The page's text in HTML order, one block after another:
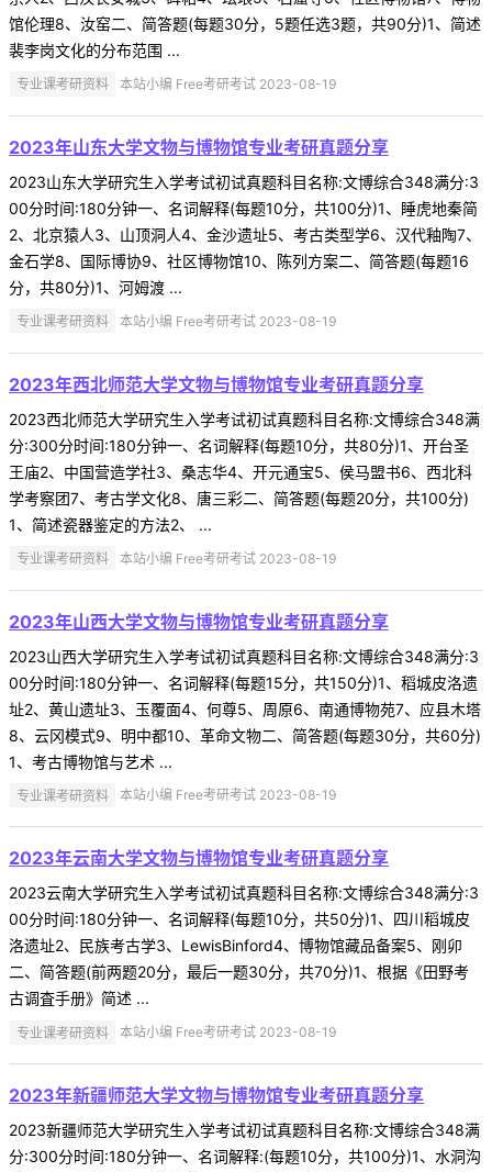
馆伦理8、汝窑二、简答题(每题30分，5题任选3题，共90分)1、简述
裴李岗文化的分布范围 ...
专业课考研资料 本站小编 Free考研考试 2023-08-19
2023年山东大学文物与博物馆专业考研真题分享
2023山东大学研究生入学考试初试真题科目名称:文博综合348满分:3
00分时间:180分钟一、名词解释(每题10分，共100分)1、睡虎地秦简
2、北京猿人3、山顶洞人4、金沙遗址5、考古类型学6、汉代釉陶7、
金石学8、国际博协9、社区博物馆10、陈列方案二、简答题(每题16
分，共80分)1、河姆渡 ...
专业课考研资料 本站小编 Free考研考试 2023-08-19
2023年西北师范大学文物与博物馆专业考研真题分享
2023西北师范大学研究生入学考试初试真题科目名称:文博综合348满
分:300分时间:180分钟一、名词解释(每题10分，共80分)1、开台圣
王庙2、中国营造学社3、桑志华4、开元通宝5、侯马盟书6、西北科
学考察团7、考古学文化8、唐三彩二、简答题(每题20分，共100分)
1、简述瓷器鉴定的方法2、 ...
专业课考研资料 本站小编 Free考研考试 2023-08-19
2023年山西大学文物与博物馆专业考研真题分享
2023山西大学研究生入学考试初试真题科目名称:文博综合348满分:3
00分时间:180分钟一、名词解释(每题15分，共150分)1、稻城皮洛遗
址2、黄山遗址3、玉覆面4、何尊5、周原6、南通博物苑7、应县木塔
8、云冈模式9、明中都10、革命文物二、简答题(每题30分，共60分)
1、考古博物馆与艺术 ...
专业课考研资料 本站小编 Free考研考试 2023-08-19
2023年云南大学文物与博物馆专业考研真题分享
2023云南大学研究生入学考试初试真题科目名称:文博综合348满分:3
00分时间:180分钟一、名词解释(每题10分，共50分)1、四川稻城皮
洛遗址2、民族考古学3、LewisBinford4、博物馆藏品备案5、刚卯
二、简答题(前两题20分，最后一题30分，共70分)1、根据《田野考
古调査手册》简述 ...
专业课考研资料 本站小编 Free考研考试 2023-08-19
2023年新疆师范大学文物与博物馆专业考研真题分享
2023新疆师范大学研究生入学考试初试真题科目名称:文博综合348满
分:300分时间:180分钟一、名词解释:(每题10分，共100分)1、水洞沟